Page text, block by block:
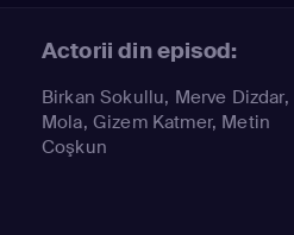
Actorii din episod:
Birkan Sokullu, Merve Dizdar,
Mola, Gizem Katmer, Metin
Coşkun